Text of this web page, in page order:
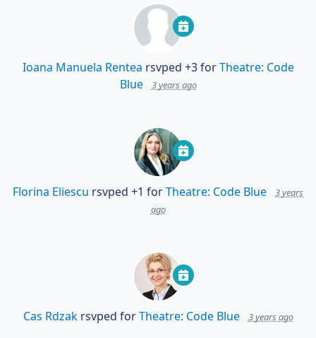
Ioana Manuela Rentea rsvped +3 forTheatre: Code
Blue
3 years ago
Florina Eliescu rsvped +1 forTheatre: Code Blue
3 years
ago
Cas Rdzakrsvped forTheatre: Code Blue 3 years ago